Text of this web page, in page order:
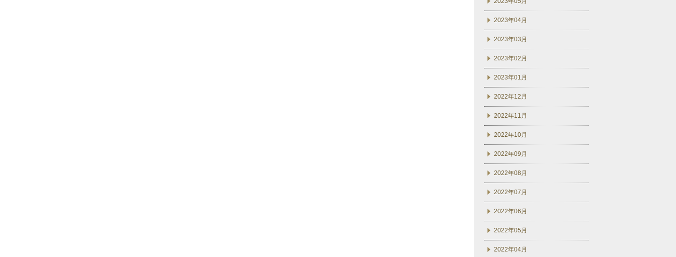
2023年04月
2023年03月
2023年02月
2023年01月
2022年12月
2022年11月
2022年10月
2022年09月
2022年08月
2022年07月
2022年06月
2022年05月
2022年04月